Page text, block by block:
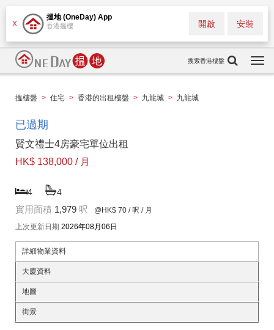
X
搵地 (OneDay) App
香港搵樓 安裝
開啟
搜索香港樓盤
搵樓盤 > 住宅 > 香港的出租樓盤 > 九龍城 > 九龍城
已過期
賢文禮士4房豪宅單位出租
HK$ 138,000 / 月
4 4
實用面積 1,979 呎 @HK$ 70 / 呎 / 月
上次更新日期 2026年08月06日
詳細物業資料
大廈資料
地圖
街景